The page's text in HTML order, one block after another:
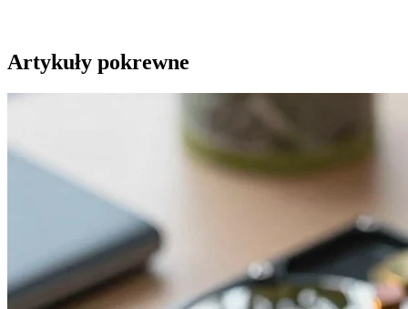
Artykuły pokrewne